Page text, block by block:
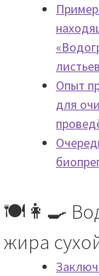
Опыт
для
🍽️👩‍🍳
жира